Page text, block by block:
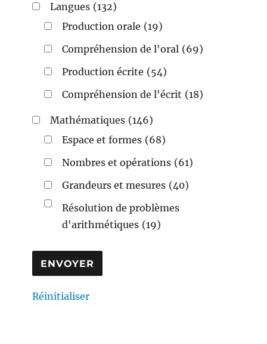
Langues (132)
Production orale (19)
Compréhension de l'oral (69)
Production écrite (54)
Compréhension de l'écrit (18)
Mathématiques (146)
Espace et formes (68)
Nombres et opérations (61)
Grandeurs et mesures (40)
Résolution de problèmes
d'arithmétiques (19)
Réinitialiser